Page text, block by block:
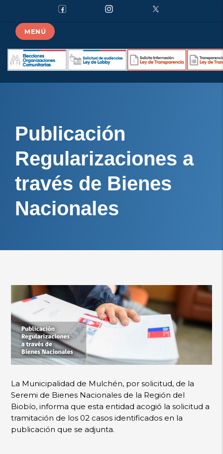
MENÚ
Publicación
Regularizaciones a
través de Bienes
Nacionales
La Municipalidad de Mulchén, por solicitud, de la
Seremi de Bienes Nacionales de la Región del
Biobío, informa que esta entidad acogió la solicitud a
tramitación de los 02 casos identificados en la
publicación que se adjunta.